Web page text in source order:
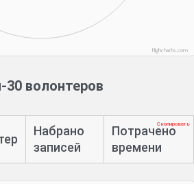
Highcharts.com
30 волонтеров
Набрано
записей
Потрачено
времени
Скопировать